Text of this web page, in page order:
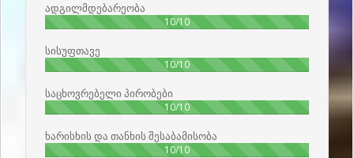
ადგილმდებარეობა
10/10100%
სისუფთავე
10/10100%
საცხოვრებელი პირობები
10/10100%
ხარისხის და თანხის შესაბამისობა
10/10100%